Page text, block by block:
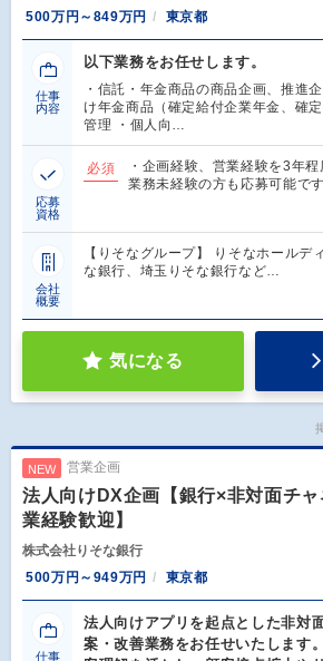
500万円～849万円
東京都
仕事
内容
以下業務をお任せします。
・信託・年金商品の商品企画、推進
け年金商品（確定給付企業年金、確
管理 ・個人向…
応募
資格
必須
・企画経験、営業経験を3年
業務未経験の方も応募可能です
会社
概要
【りそなグループ】 りそなホールデ
な銀行、埼玉りそな銀行など…
気になる
NEW 営業企画
法人向けDX企画【銀行×非対面チ
業経験歓迎】
株式会社りそな銀行
500万円～949万円
東京都
仕事
法人向けアプリを起点とした非対
案・改善業務をお任せいたします